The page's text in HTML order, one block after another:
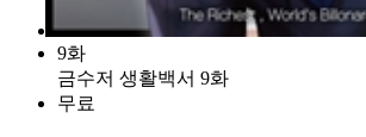
9화
금수저 생활백서 9화
무료